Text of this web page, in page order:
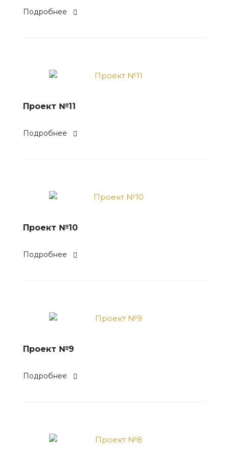
Подробнее
Проект №11
Подробнее
Проект №10
Подробнее
Проект №9
Подробнее